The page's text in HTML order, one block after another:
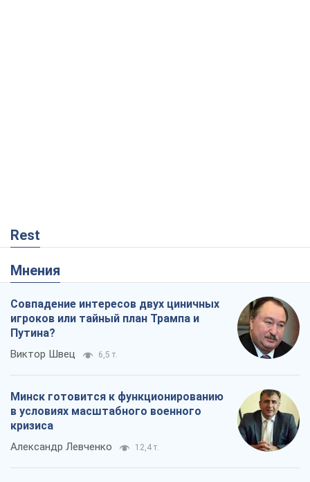
Rest
Мнения
Совпадение интересов двух циничных
игроков или тайный план Трампа и
Путина?
Виктор Швец 6,5 т.
Минск готовится к функционированию
в условиях масштабного военного
кризиса
Александр Левченко 12,4 т.